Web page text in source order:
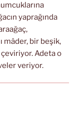
yaprağında
mâder, bir beşik,
Adeta o
veriyor.